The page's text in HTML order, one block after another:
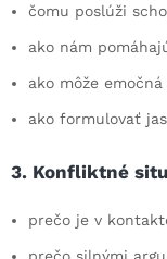
čomu poslúži
ako nám
ako môže
ako formulovať
3. Konfliktné
prečo je v
prečo silnými